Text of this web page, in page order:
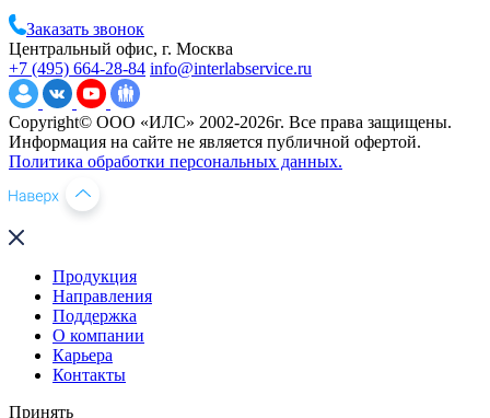
Заказать звонок
Центральный офис, г. Москва
+7 (495) 664-28-84 info@interlabservice.ru
Copyright© ООО «ИЛС» 2002-2026г. Все права защищены.
Информация на сайте не является публичной офертой.
Политика обработки персональных данных.
Продукция
Направления
Поддержка
О компании
Карьера
Контакты
Принять